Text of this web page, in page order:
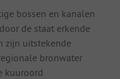
bossen en kanalen
de staat erkende
zijn uitstekende
bronwater
kuuroord